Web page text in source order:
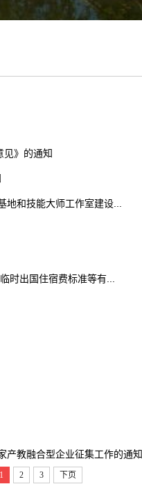
见》的通知
和技能大师工作室建设...
时出国住宿费标准等有...
产教融合型企业征集工作的通知
1 2 3 下页